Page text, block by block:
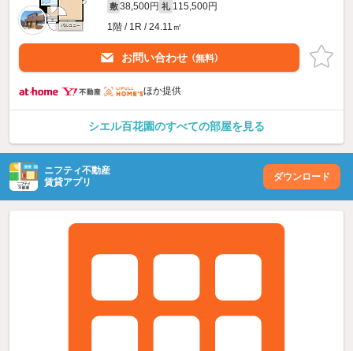
敷 38,500円 礼 115,500円
1階 / 1R / 24.11㎡
お問い合わせ （無料）
ほか提供
シエル百花園のすべての部屋を見る
ニフティ不動産
賃貸アプリ
ダウンロード